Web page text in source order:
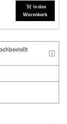
In den
Warenkorb